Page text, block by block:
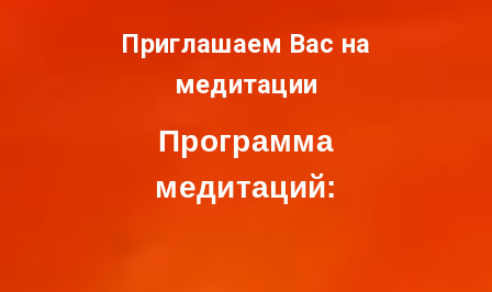
Приглашаем Вас на
медитации
Программа
медитаций: